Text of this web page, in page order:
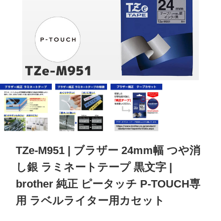
TZe-M951 | ブラザー 24mm幅 つや消
し銀 ラミネートテープ 黒文字 |
brother 純正 ピータッチ P-TOUCH専
用 ラベルライター用カセット